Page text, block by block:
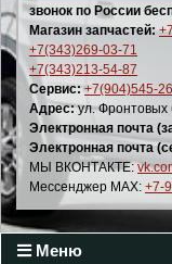
звонок по России
Магазин запчастей:
+7(343)269-03-71
+7(343)213-54-87
Сервис: +7(904)545-
Адрес:ул. Фронтовых
Электронная почта
Электронная почта
МЫ ВКОНТАКТЕ:
Мессенджер MAX: +7-
Меню